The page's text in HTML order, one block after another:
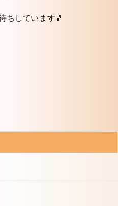
ちしています🎵